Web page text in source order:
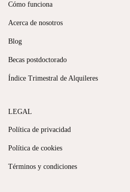
Cómo funciona
Acerca de nosotros
Blog
Becas postdoctorado
Índice Trimestral de Alquileres
LEGAL
Política de privacidad
Política de cookies
Términos y condiciones